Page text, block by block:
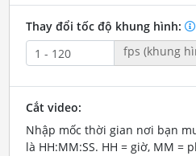
Thay đổi tốc độ khung hình:
fps (khung
Cắt video:
Nhập mốc thời gian nơi bạn
là HH:MM:SS. HH = giờ, MM =